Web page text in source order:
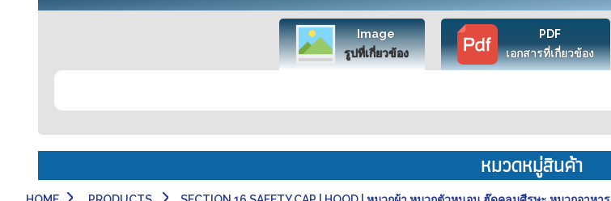
Image
รูปที่เกี่ยวข้อง
PDF
เอกสารที่เกี่ยวข้อง
หมวดหมู่สินค้า